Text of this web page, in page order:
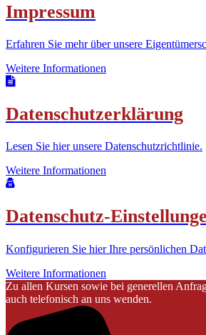
Impressum
Erfahren Sie mehr über unsere
Weitere Informationen
Datenschutzerklärung
Lesen Sie hier unsere Datenschutzrichtlinie.
Weitere Informationen
Datenschutz-
Konfigurieren Sie hier Ihre persönlichen
Weitere Informationen
Zu allen Kursen sowie bei generellen
auch telefonisch an uns wenden.